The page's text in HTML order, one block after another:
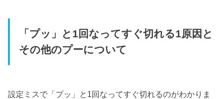
「プッ」と1回なってすぐ切れる1原因と
その他のプーについて
設定ミスで「プッ」と1回なってすぐ切れるのがわかりま